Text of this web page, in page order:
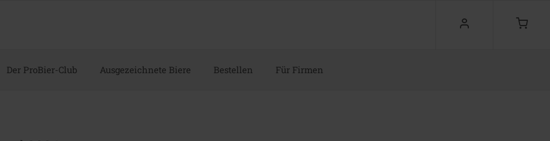
Der ProBier-Club Ausgezeichnete Biere Bestellen Für Firmen